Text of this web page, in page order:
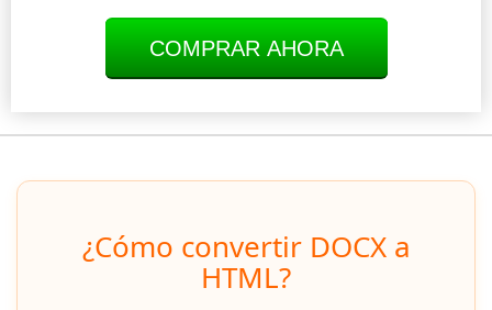
COMPRAR AHORA
¿Cómo convertir DOCX a
HTML?